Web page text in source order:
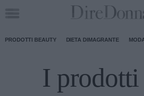
PRODOTTI BEAUTY DIETA DIMAGRANTE
I prodotti